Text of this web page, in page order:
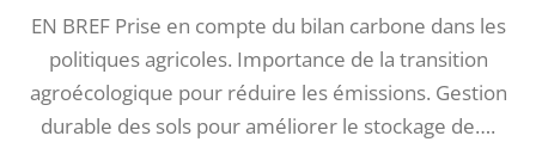
EN BREF Prise en compte du bilan carbone dans les
politiques agricoles. Importance de la transition
agroécologique pour réduire les émissions. Gestion
durable des sols pour améliorer le stockage de….